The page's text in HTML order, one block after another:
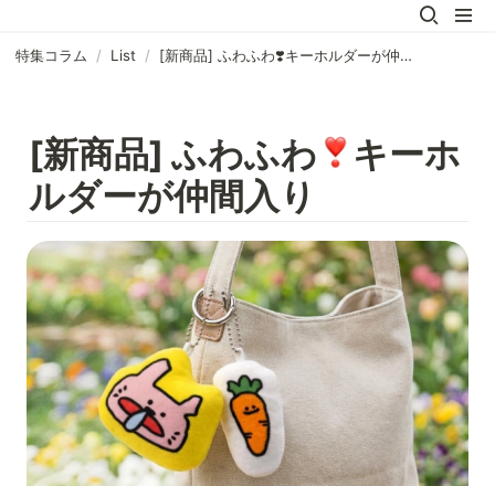
特集コラム / List / [新商品] ふわふわ❣️キーホルダーが仲間入り
[新商品] ふわふわ
キーホ
ルダーが仲間入り